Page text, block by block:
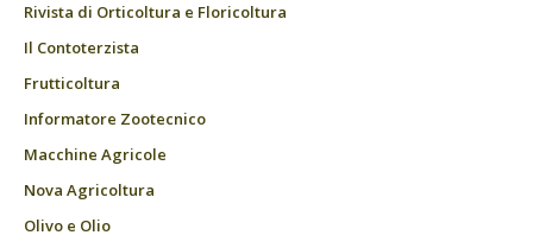
Rivista di Orticoltura e Floricoltura
Il Contoterzista
Frutticoltura
Informatore Zootecnico
Macchine Agricole
Nova Agricoltura
Olivo e Olio